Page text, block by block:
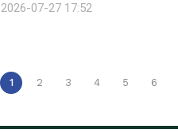
함께 거주한다는 이유로 주거지원 대
2026-07-27 17:52
1 2 3 4 5 6